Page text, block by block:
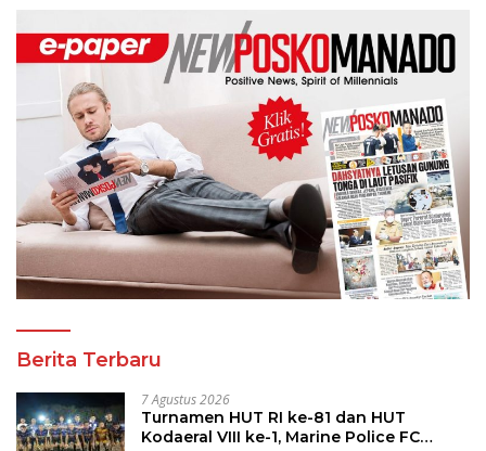
Berita Terbaru
7 Agustus 2026
Turnamen HUT RI ke-81 dan HUT
Kodaeral VIII ke-1, Marine Police FC